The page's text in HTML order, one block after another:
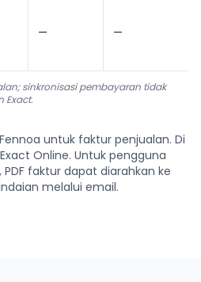
— —
sinkronisasi pembayaran tidak
Exact.
untuk faktur penjualan. Di
Online. Untuk pengguna
faktur dapat diarahkan ke
melalui email.